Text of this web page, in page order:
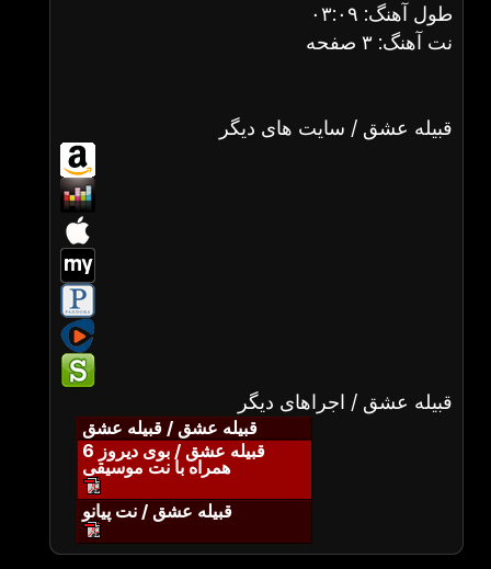
طول آهنگ: ۰۳:۰۹
نت آهنگ: ۳ صفحه
قبیله عشق / سایت های دیگر
قبیله عشق / اجراهای دیگر
قبیله عشق / قبیله عشق
قبیله عشق / بوی دیروز 6
همراه با نت موسیقی
قبیله عشق / نت پیانو